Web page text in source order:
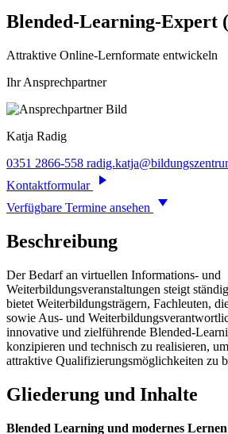
Blended-Learning-Expert
Attraktive Online-Lernformate entwickeln
Ihr Ansprechpartner
Katja Radig
0351 2866-558
Kontaktformular
Verfügbare Termine ansehen
Beschreibung
Der Bedarf an virtuellen Informations- und
Weiterbildungsveranstaltungen steigt
bietet Weiterbildungsträgern, Fachleuten,
sowie Aus- und
innovative und zielführende Blended-
konzipieren und technisch zu realisieren,
attraktive Qualifizierungsmöglichkeiten zu
Gliederung und Inhalte
Blended Learning und modernes Lernen